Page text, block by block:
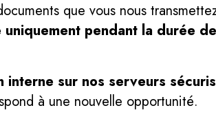
que vous nous
pendant la durée
interne sur nos serveurs
à une nouvelle opportunité.